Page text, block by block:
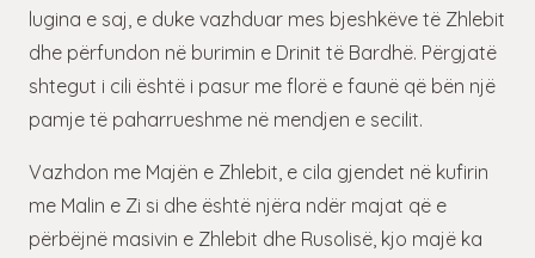
lugina e saj, e duke vazhduar mes bjeshkëve të Zhlebit
dhe përfundon në burimin e Drinit të Bardhë. Përgjatë
shtegut i cili është i pasur me florë e faunë që bën një
pamje të paharrueshme në mendjen e secilit.
Vazhdon me Majën e Zhlebit, e cila gjendet në kufirin
me Malin e Zi si dhe është njëra ndër majat që e
përbëjnë masivin e Zhlebit dhe Rusolisë, kjo majë ka